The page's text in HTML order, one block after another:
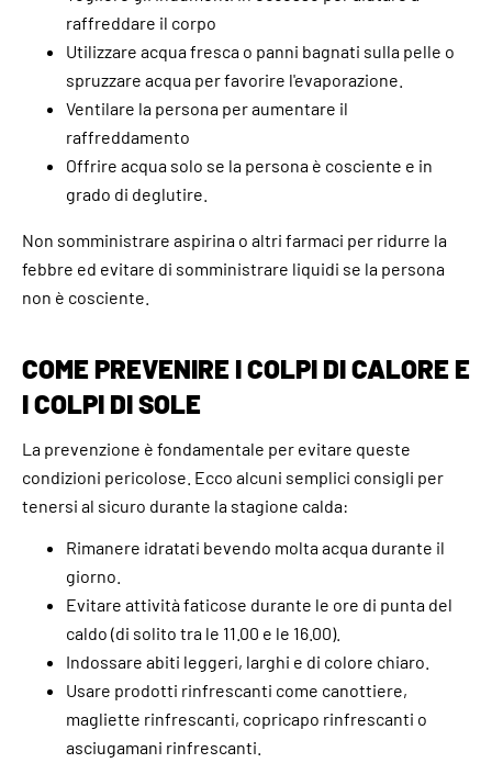
raffreddare il corpo
Utilizzare acqua fresca o panni bagnati sulla pelle o
spruzzare acqua per favorire l'evaporazione.
Ventilare la persona per aumentare il
raffreddamento
Offrire acqua solo se la persona è cosciente e in
grado di deglutire.
Non somministrare aspirina o altri farmaci per ridurre la
febbre ed evitare di somministrare liquidi se la persona
non è cosciente.
COME PREVENIRE I COLPI DI CALORE E
I COLPI DI SOLE
La prevenzione è fondamentale per evitare queste
condizioni pericolose. Ecco alcuni semplici consigli per
tenersi al sicuro durante la stagione calda:
Rimanere idratati bevendo molta acqua durante il
giorno.
Evitare attività faticose durante le ore di punta del
caldo (di solito tra le 11.00 e le 16.00).
Indossare abiti leggeri, larghi e di colore chiaro.
Usare prodotti rinfrescanti come canottiere,
magliette rinfrescanti, copricapo rinfrescanti o
asciugamani rinfrescanti.